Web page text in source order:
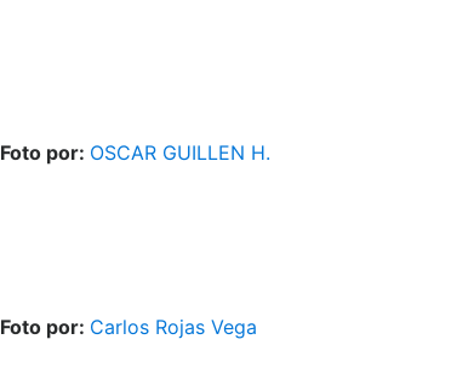
Foto por: OSCAR GUILLEN H.
Foto por: Carlos Rojas Vega